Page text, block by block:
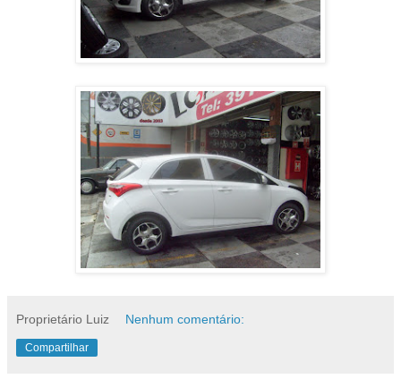
Proprietário Luiz Nenhum comentário:
Compartilhar